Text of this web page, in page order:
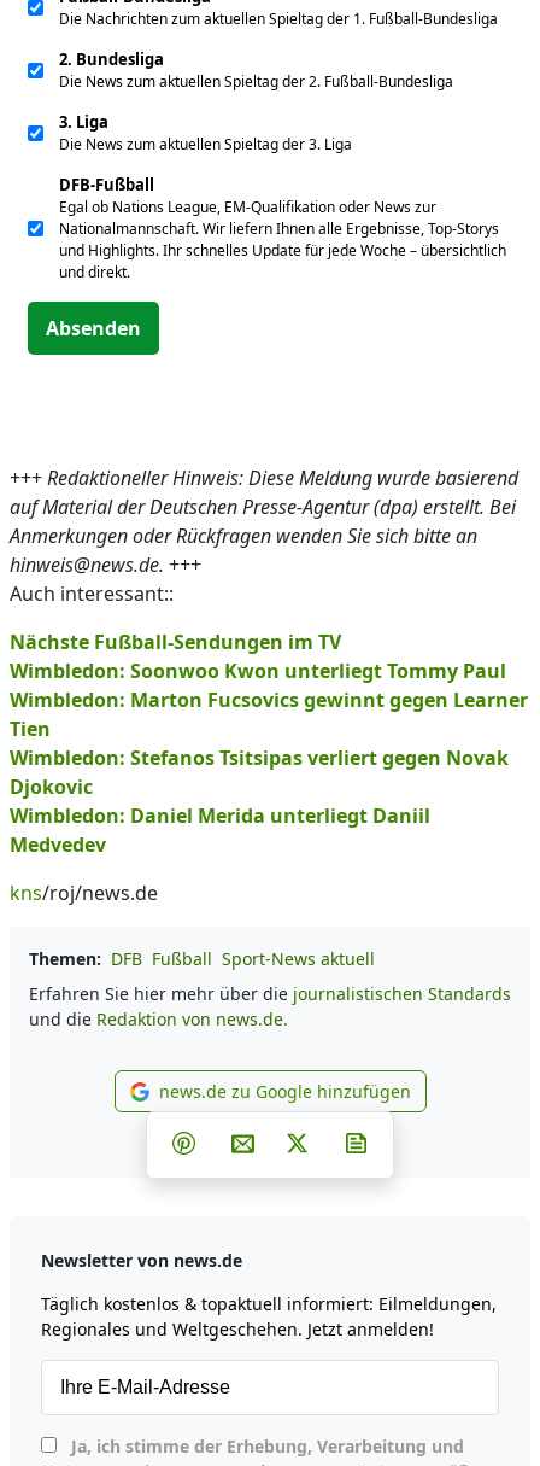
Die Nachrichten zum aktuellen Spieltag der 1. Fußball-Bundesliga
2. Bundesliga
Die News zum aktuellen Spieltag der 2. Fußball-Bundesliga
3. Liga
Die News zum aktuellen Spieltag der 3. Liga
DFB-Fußball
Egal ob Nations League, EM-Qualifikation oder News zur
Nationalmannschaft. Wir liefern Ihnen alle Ergebnisse, Top-Storys
und Highlights. Ihr schnelles Update für jede Woche – übersichtlich
und direkt.
Absenden
+++Redaktioneller Hinweis: Diese Meldung wurde basierend
auf Material der Deutschen Presse-Agentur (dpa) erstellt. Bei
Anmerkungen oder Rückfragen wenden Sie sich bitte an
hinweis@news.de. +++
Auch interessant::
Nächste Fußball-Sendungen im TV
Wimbledon: Soonwoo Kwon unterliegt Tommy Paul
Wimbledon: Marton Fucsovics gewinnt gegen Learner
Tien
Wimbledon: Stefanos Tsitsipas verliert gegen Novak
Djokovic
Wimbledon: Daniel Merida unterliegt Daniil
Medvedev
kns/roj/news.de
Themen: DFB Fußball Sport-News aktuell
Erfahren Sie hier mehr über die journalistischen Standards
und die Redaktion von news.de.
news.de zu Google
news.de zu Google hinzufügen
Teilen auf Facebook
Teilen auf Whatsapp
Teilen auf Telegram
Teilen auf Pinterest
Per E-Mail teilen
Post auf X
Newsletter von news.de
Täglich kostenlos & topaktuell informiert: Eilmeldungen,
Regionales und Weltgeschehen. Jetzt anmelden!